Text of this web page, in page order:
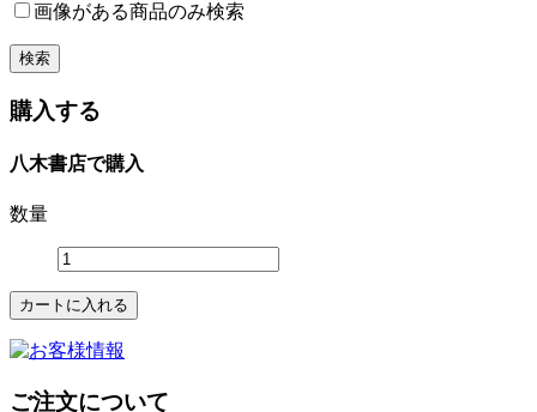
画像がある商品のみ検索
購入する
八木書店で購入
数量
ご注文について